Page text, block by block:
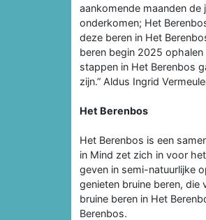
aankomende maanden
onderkomen; Het
deze beren in Het
beren begin 2025
stappen in Het Berenbos
zijn.” Aldus Ingrid
Het Berenbos
Het Berenbos is een
in Mind zet zich in voor
geven in semi-natuurlijke
genieten bruine beren,
bruine beren in Het
Berenbos.